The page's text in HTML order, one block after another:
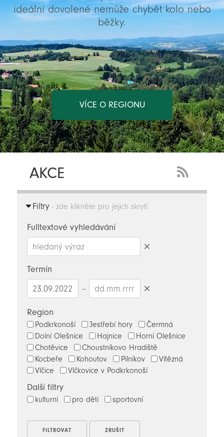
ideální dovolené nemůže chybět kolo nebo
běžky.
VÍCE O REGIONU
AKCE
Feed
Filtry- zde klikněte pro jejich skrytí
Fulltextové vyhledávání
Termín
–
Region
Podkrkonoší Jestřebí hory
Čermná
Dolní Olešnice
Hajnice
Horní Olešnice
Chotěvice
Choustníkovo Hradiště
Kocbeře
Kohoutov Pilníkov
Vítězná
Vlčice
Vlčkovice v Podkrkonoší
Další filtry
kulturní pro děti sportovní